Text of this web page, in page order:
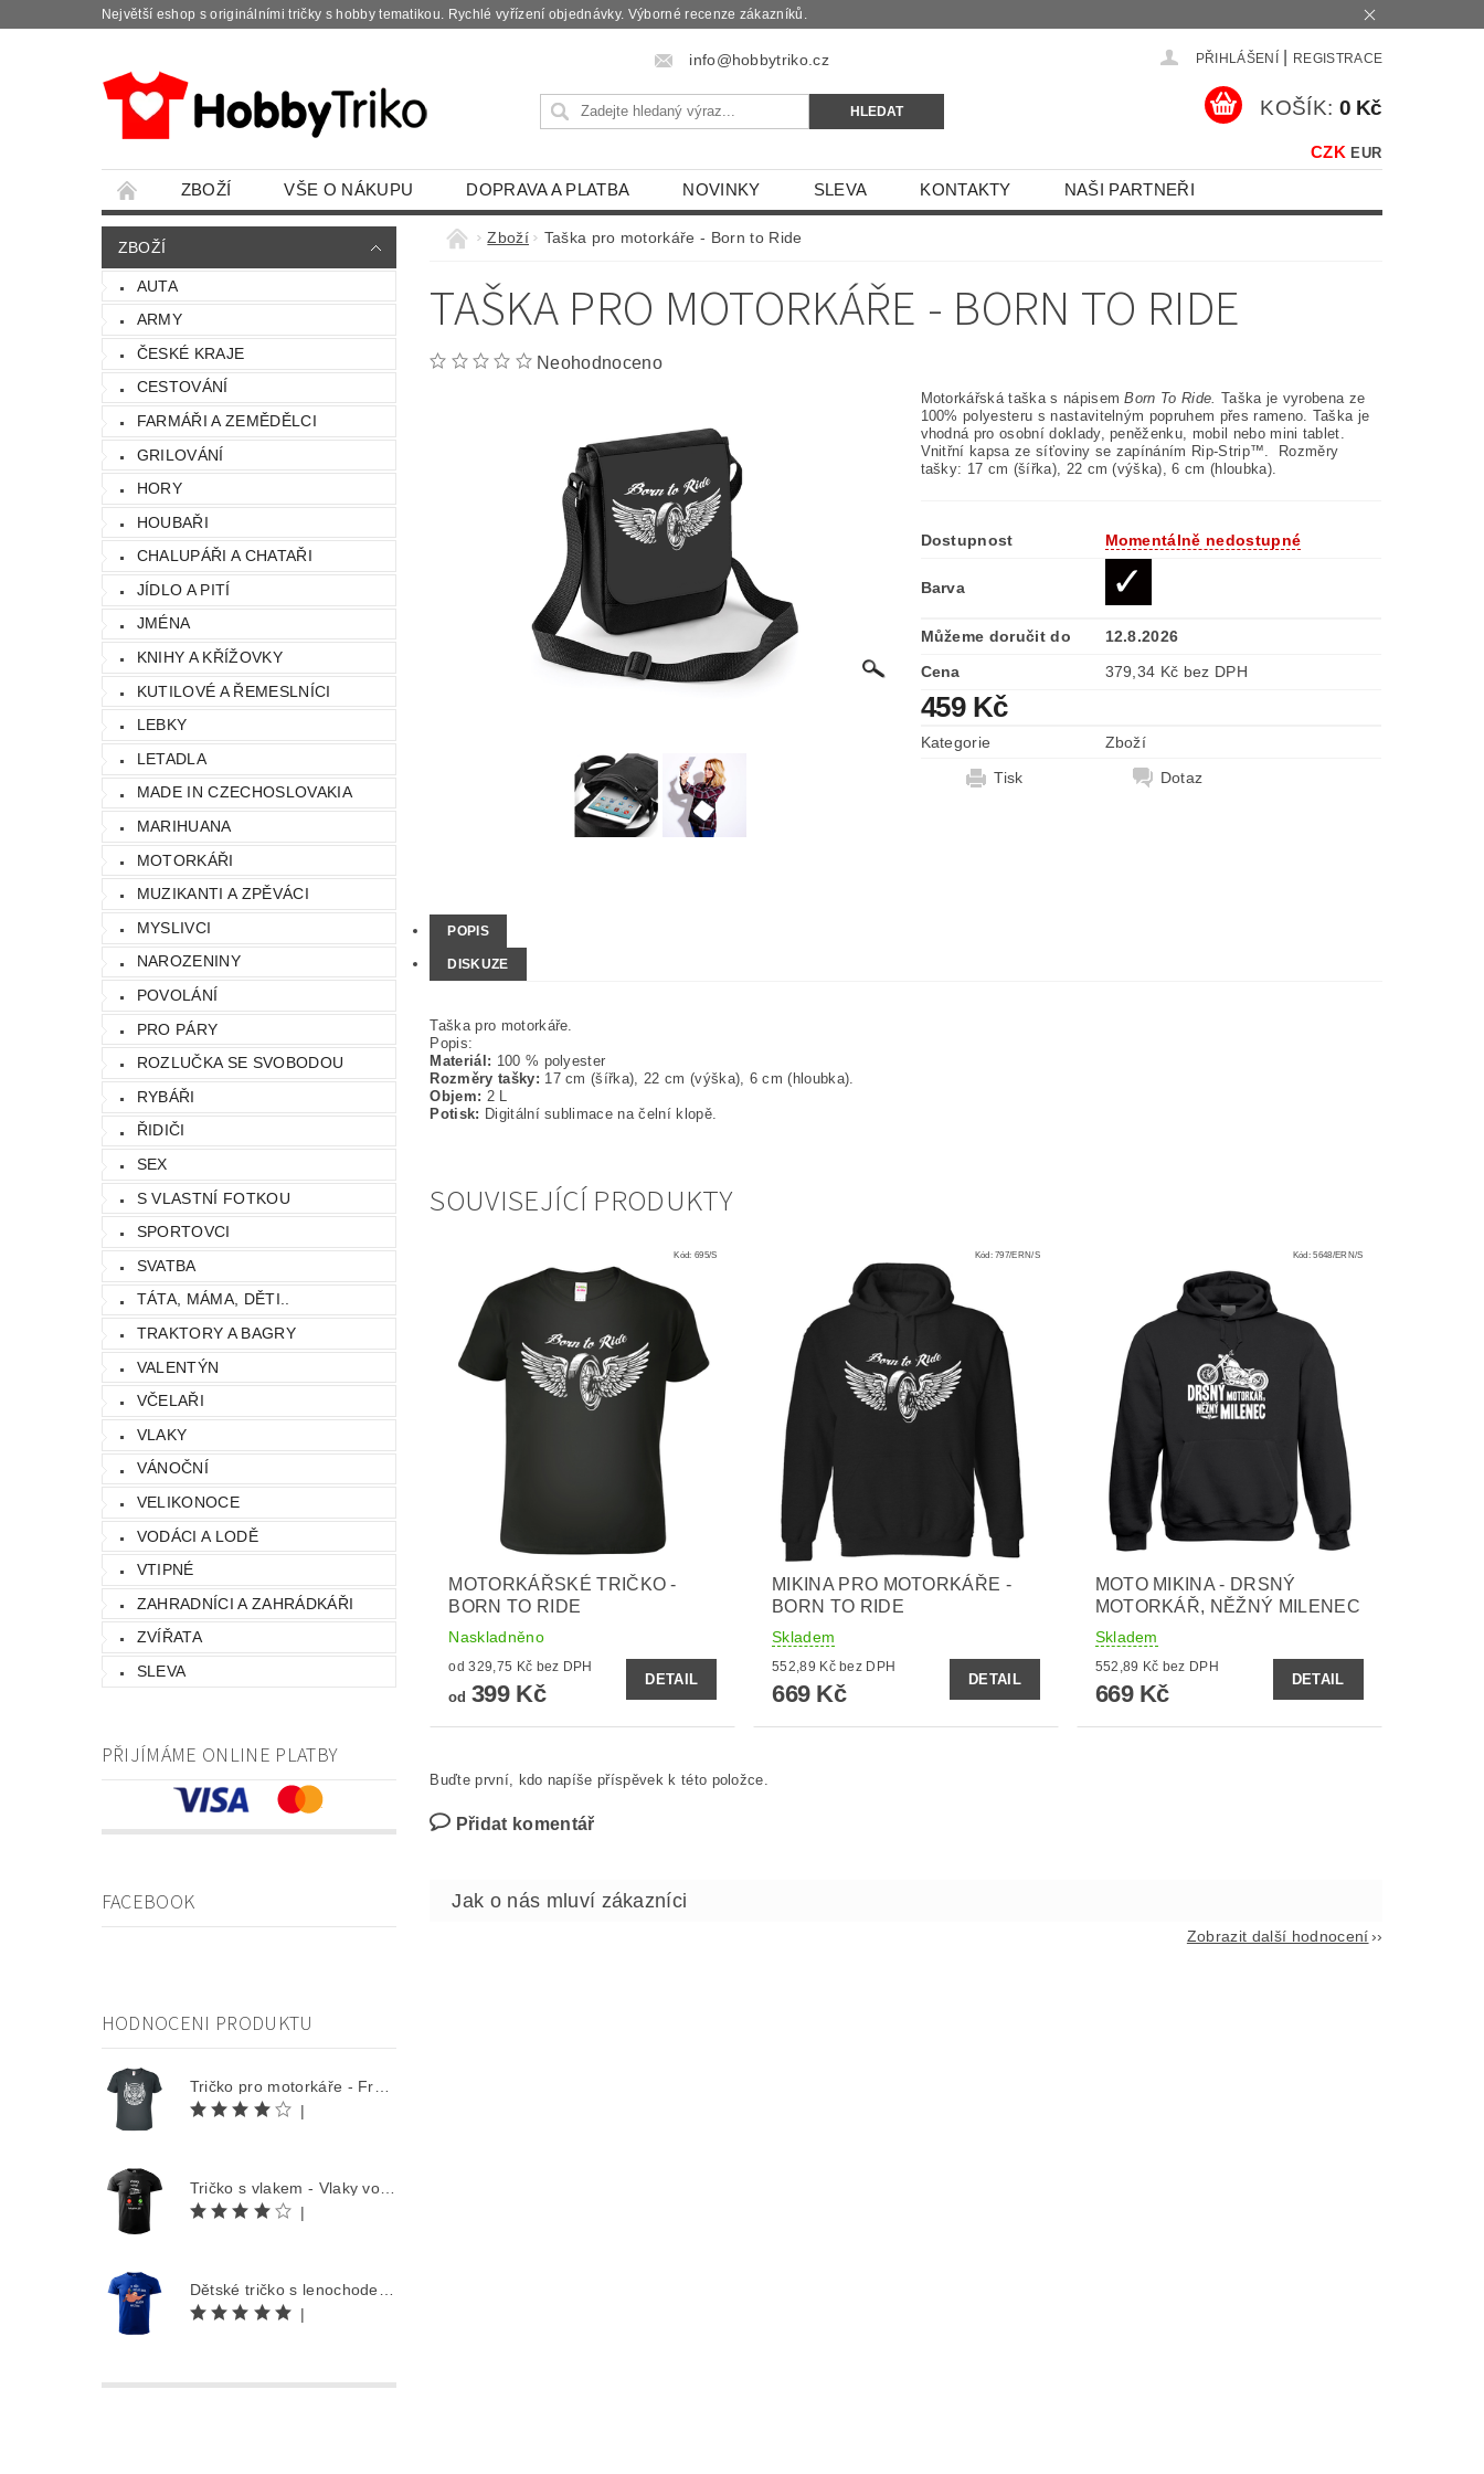
Největší eshop s originálními tričky s hobby tematikou. Rychlé vyřízení objednávky. Výborné recenze zákazníků.
info@hobbytriko.cz PŘIHLÁŠENÍ REGISTRACE
CZK EUR
KOŠÍK: 0 Kč
ZBOŽÍ VŠE O NÁKUPU DOPRAVA A PLATBA NOVINKY SLEVA KONTAKTY NAŠI PARTNEŘI
ZBOŽÍ
AUTA
ARMY
ČESKÉ KRAJE
CESTOVÁNÍ
FARMÁŘI A ZEMĚDĚLCI
GRILOVÁNÍ
HORY
HOUBAŘI
CHALUPÁŘI A CHATAŘI
JÍDLO A PITÍ
JMÉNA
KNIHY A KŘÍŽOVKY
KUTILOVÉ A ŘEMESLNÍCI
LEBKY
LETADLA
MADE IN CZECHOSLOVAKIA
MARIHUANA
MOTORKÁŘI
MUZIKANTI A ZPĚVÁCI
MYSLIVCI
NAROZENINY
POVOLÁNÍ
PRO PÁRY
ROZLUČKA SE SVOBODOU
RYBÁŘI
ŘIDIČI
SEX
S VLASTNÍ FOTKOU
SPORTOVCI
SVATBA
TÁTA, MÁMA, DĚTI..
TRAKTORY A BAGRY
VALENTÝN
VČELAŘI
VLAKY
VÁNOČNÍ
VELIKONOCE
VODÁCI A LODĚ
VTIPNÉ
ZAHRADNÍCI A ZAHRÁDKÁŘI
ZVÍŘATA
SLEVA
PŘIJÍMÁME ONLINE PLATBY
FACEBOOK
HODNOCENI PRODUKTU
|
|
|
Zboží Taška pro motorkáře - Born to Ride
TAŠKA PRO MOTORKÁŘE - BORN TO RIDE
Neohodnoceno
Motorkářská taška s nápisemBorn To Ride. Taška je vyrobena ze
100% polyesteru s nastavitelným popruhem přes rameno. Taška je
vhodná pro osobní doklady, peněženku, mobil nebo mini tablet.
Vnitřní kapsa ze síťoviny se zapínáním Rip-Strip™. Rozměry
tašky: 17 cm (šířka), 22 cm (výška), 6 cm (hloubka).
Dostupnost Momentálně nedostupné
Barva
Můžeme doručit do
12.8.2026
Cena
379,34 Kč bez DPH
459 Kč
Kategorie
Zboží
Tisk
Dotaz
POPIS
DISKUZE
Taška pro motorkáře.
Popis:
Materiál: 100 % polyester
Rozměry tašky: 17 cm (šířka), 22 cm (výška), 6 cm (hloubka).
Objem: 2 L
Potisk: Digitální sublimace na čelní klopě.
SOUVISEJÍCÍ PRODUKTY
Kód: 695/S
MOTORKÁŘSKÉ TRIČKO -
BORN TO RIDE
Naskladněno
od 329,75 Kč bez DPH
od 399 Kč
DETAIL
Kód:797/ERN/S
MIKINA PRO MOTORKÁŘE -
BORN TO RIDE
Skladem
552,89 Kč bez DPH
669 Kč
DETAIL
Kód:5648/ERN/S
MOTO MIKINA - DRSNÝ
MOTORKÁŘ, NĚŽNÝ MILENEC
Skladem
552,89 Kč bez DPH
669 Kč
DETAIL
Buďte první, kdo napíše příspěvek k této položce.
Přidat komentář
Zobrazit další hodnocení